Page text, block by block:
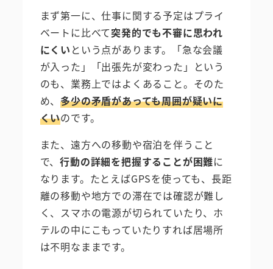
まず第一に、仕事に関する予定はプライ
ベートに比べて突発的でも不審に思われ
にくい という点があります。「急な会議
が入った」「出張先が変わった」という
のも、業務上ではよくあること。そのた
め、多少の矛盾があっても周囲が疑いに
くいのです。
また、遠方への移動や宿泊を伴うこと
で、行動の詳細を把握することが困難に
なります。たとえばGPSを使っても、長距
離の移動や地方での滞在では確認が難し
く、スマホの電源が切られていたり、ホ
テルの中にこもっていたりすれば居場所
は不明なままです。